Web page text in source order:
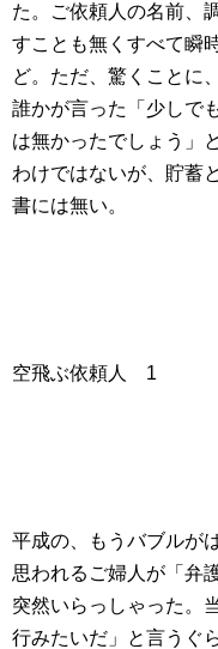
た。ご依頼人の名前、
すことも無くすべて瞬
ど。ただ、驚くことに
誰かが言った「少しで
は無かったでしょう」
わけではないが、貯蓄
書には無い。
空飛ぶ依頼人 1
平成の、もうバブルが
思われるご婦人が「弁
突然いらっしゃった。
行みたいだ」と言うぐ